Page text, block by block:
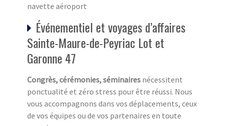
navette aéroport
Événementiel et voyages d’affaires
Sainte-Maure-de-Peyriac Lot et
Garonne 47
Congrès, cérémonies, séminaires nécessitent
ponctualité et zéro stress pour être réussi. Nous
vous accompagnons dans vos déplacements, ceux
de vos équipes ou de vos partenaires en toute